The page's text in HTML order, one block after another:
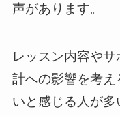
声があります。
レッスン内容や
計への影響を考
いと感じる人が